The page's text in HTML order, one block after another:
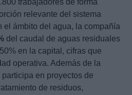
trabajadores de forma
relevante del sistema
el ámbito del agua, la compañía
del caudal de aguas residuales
en la capital, cifras que
operativa. Además de la
en proyectos de
de residuos,